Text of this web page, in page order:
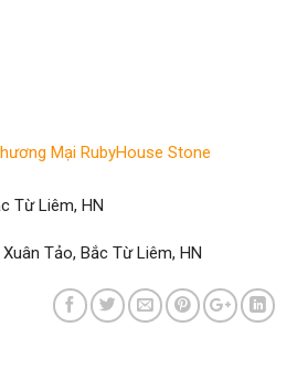
Mại RubyHouse Stone
Từ Liêm, HN
Tảo, Bắc Từ Liêm, HN